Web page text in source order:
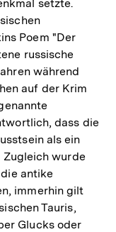
setzte.
Poem "Der
russische
während
auf der Krim
dass die
als ein
wurde
antike
immerhin gilt
Tauris,
Glucks oder